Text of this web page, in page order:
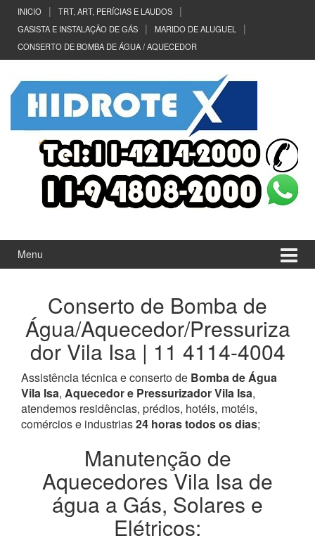
Conteúdo
Pular
menu
principal
INICIO
TRT, ART, PERÍCIAS E LAUDOS
GASISTA E INSTALAÇÃO DE GÁS
MARIDO DE ALUGUEL
CONSERTO DE BOMBA DE ÁGUA / AQUECEDOR
Menu
Conserto de Bomba de
Água/Aquecedor/Pressuriza
dor Vila Isa | 11 4114-4004
Assistência técnica e conserto de Bomba de Água
Vila Isa, Aquecedor e Pressurizador Vila Isa,
atendemos residências, prédios, hotéis, motéis,
comércios e industrias24 horas todos os dias;
Manutenção de
Aquecedores Vila Isa de
água a Gás, Solares e
Elétricos: